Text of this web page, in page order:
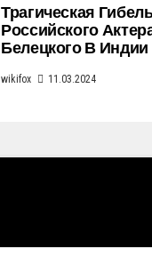
Трагическая
Российского
Белецкого В Индии
wikifox 11.03.2024